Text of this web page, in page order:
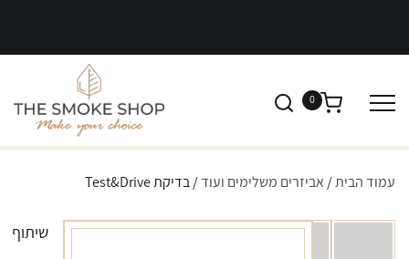
0
עמוד הבית/ אביזרים משלימים ועוד/ בדיקת Test&Drive
שיתוף